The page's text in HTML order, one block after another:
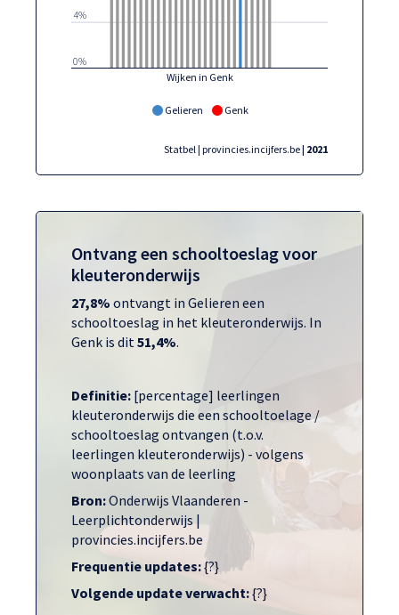
Gelieren Genk
Wijken in Genk
0%
4%
Statbel | provincies.incijfers.be| 2021
Ontvang een schooltoeslag voor
kleuteronderwijs
27,8% ontvangt in Gelieren een
schooltoeslag in het kleuteronderwijs. In
Genk is dit 51,4%.
Definitie: [percentage] leerlingen
kleuteronderwijs die een schooltoelage /
schooltoeslag ontvangen (t.o.v.
leerlingen kleuteronderwijs) - volgens
woonplaats van de leerling
Bron:Onderwijs Vlaanderen -
Leerplichtonderwijs |
provincies.incijfers.be
Frequentie updates:{?}
Volgende update verwacht:{?}